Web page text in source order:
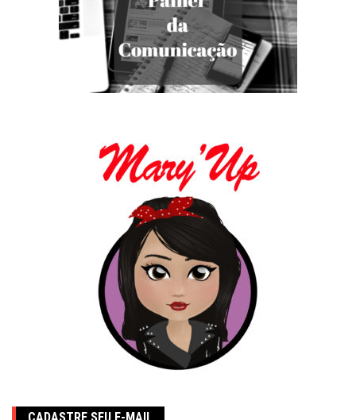
CADASTRE SEU E-MAIL